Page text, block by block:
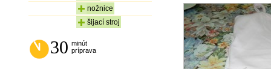
nožnice
šijací stroj
30 minút
príprava